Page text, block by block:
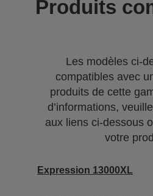
Produits
Les modèles ci-
compatibles avec
produits de cette
d’informations,
aux liens ci-dessous
votre
Expression 13000XL